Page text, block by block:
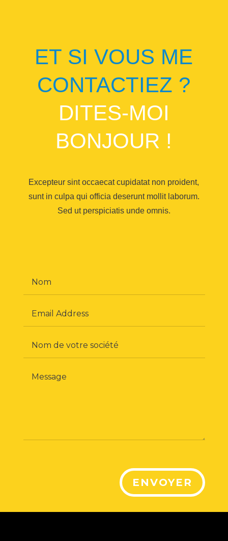
ET SI VOUS ME
CONTACTIEZ ?
DITES-MOI
BONJOUR !
Excepteur sint occaecat cupidatat non proident,
sunt in culpa qui officia deserunt mollit laborum.
Sed ut perspiciatis unde omnis.
ENVOYER